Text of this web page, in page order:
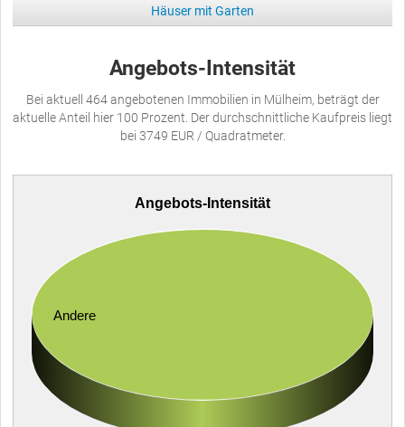
Häuser mit Garten
Angebots-Intensität
Bei aktuell 464 angebotenen Immobilien in Mülheim, beträgt der
aktuelle Anteil hier 100 Prozent. Der durchschnittliche Kaufpreis liegt
bei 3749 EUR / Quadratmeter.
Angebots-Intensität
Andere